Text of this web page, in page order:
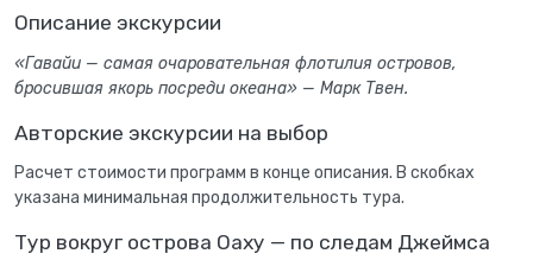
Описание экскурсии
«Гавайи — самая очаровательная флотилия островов,
бросившая якорь посреди океана» — Марк Твен.
Авторские экскурсии на выбор
Расчет стоимости программ в конце описания. В скобках
указана минимальная продолжительность тура.
Тур вокруг острова Оаху — по следам Джеймса